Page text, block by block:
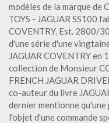
modèles de la marque de
TOYS - JAGUAR SS100
COVENTRY. Est. 2800/
d'une série d'une
JAGUAR COVENTRY en
collection de Monsieur
FRENCH JAGUAR
co-auteur du livre
dernier mentionne
l'objet d'une commande